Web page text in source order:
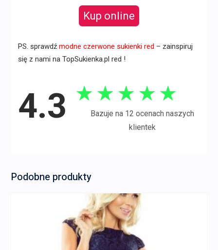
Kup online
PS. sprawdź modne czerwone sukienki red – zainspiruj
się z nami na TopSukienka.pl red !
4.3 ★ ★ ★ ★ ★
Bazuje na 12 ocenach naszych
klientek
Podobne produkty